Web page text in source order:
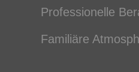
Professionelle
Familiäre